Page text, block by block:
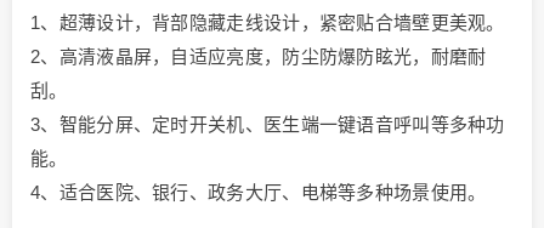
1、超薄设计，背部隐藏走线设计，紧密贴合墙壁更美观。
2、高清液晶屏，自适应亮度，防尘防爆防眩光，耐磨耐
刮。
3、智能分屏、定时开关机、医生端一键语音呼叫等多种功
能。
4、适合医院、银行、政务大厅、电梯等多种场景使用。